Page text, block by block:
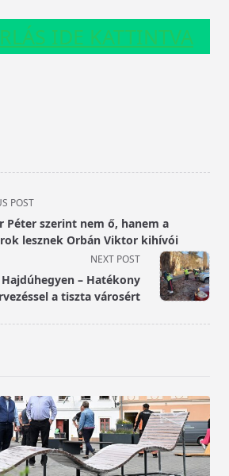
IDE KATTINTVA
POST
Péter szerint nem ő, hanem a
lesznek Orbán Viktor kihívói
NEXT POST
– Hatékony
a tiszta városért